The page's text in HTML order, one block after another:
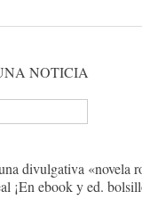
NOTICIA
divulgativa «novela
¡En ebook y ed.